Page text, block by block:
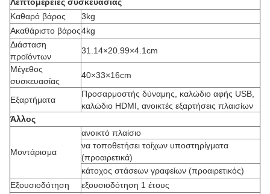
Καθαρό βάρος
3kg
Ακαθάριστο βάρος4kg
Διάσταση
προϊόντων
31.14×20.99×4.1cm
Μέγεθος
συσκευασίας
40×33×16cm
Εξαρτήματα
Προσαρμοστής δύναμης, καλώδιο αφής USB,
καλώδιο HDMI, ανοικτές εξαρτήσεις πλαισίων
Άλλος
Μοντάρισμα
ανοικτό πλαίσιο
να τοποθετήσει τοίχων υποστηρίγματα
(προαιρετικά)
κάτοχος στάσεων γραφείων (προαιρετικός)
Εξουσιοδότηση
εξουσιοδότηση 1 έτους